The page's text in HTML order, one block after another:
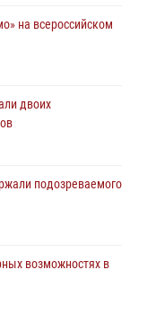
безопасности
на всероссийском
двоих
подозреваемого
возможностях в